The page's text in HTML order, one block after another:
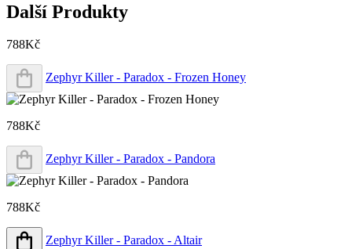
Další Produkty
788Kč
Zephyr Killer - Paradox - Frozen Honey
788Kč
Zephyr Killer - Paradox - Pandora
788Kč
Zephyr Killer - Paradox - Altair